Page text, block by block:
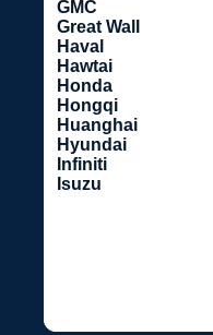
GMC
Great Wall
Haval
Hawtai
Honda
Hongqi
Huanghai
Hyundai
Infiniti
Isuzu